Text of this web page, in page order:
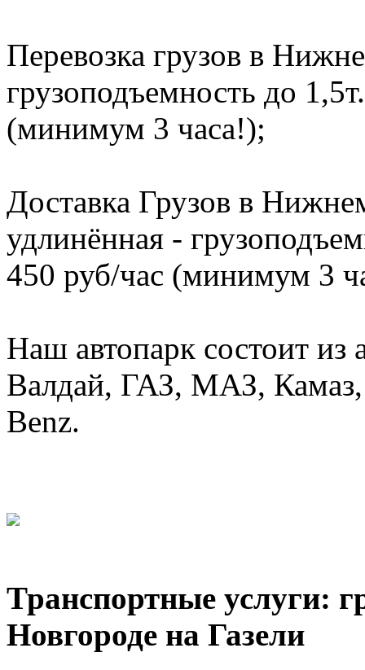
Перевозка грузов в
грузоподъемность до
(минимум 3 часа!);
Доставка Грузов в
удлинённая -
450 руб/час (минимум 3
Наш автопарк состоит из
Валдай, ГАЗ, МАЗ, Камаз,
Benz.
Транспортные услуги:
Новгороде на Газели